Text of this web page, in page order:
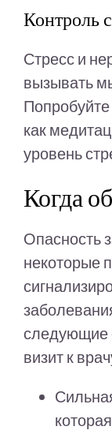
Контроль
Стресс и
вызывать
Попробуйте
как
уровень
Когда
Опасность
некоторые
следующие
визит к